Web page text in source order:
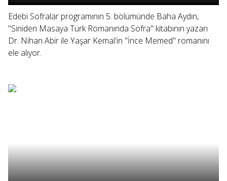
Edebi Sofralar programının 5. bölümünde Baha Aydın,
"Siniden Masaya Türk Romanında Sofra" kitabının yazarı
Dr. Nihan Abir ile Yaşar Kemal'in "İnce Memed" romanını
ele alıyor.